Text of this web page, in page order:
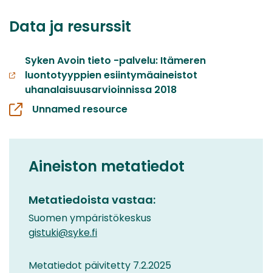
Data ja resurssit
Syken Avoin tieto -palvelu: Itämeren
luontotyyppien esiintymäaineistot
uhanalaisuusarvioinnissa 2018
Unnamed resource
Aineiston metatiedot
Metatiedoista vastaa:
Suomen ympäristökeskus
gistuki@syke.fi
Metatiedot päivitetty 7.2.2025